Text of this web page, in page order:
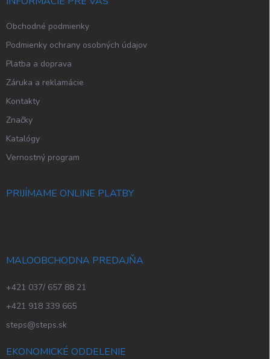
Obchodné podmienky
Podmienky ochrany osobných údajov
Platba a doprava
Záruka a reklamácie
Kontakty
Značky
Katalógy
Vernostný program
PRIJÍMAME ONLINE PLATBY
MALOOBCHODNA PREDAJŇA
+421 037/ 657 88 21
+421 918 339 665
steps@steps.sk
EKONOMICKÉ ODDELENIE